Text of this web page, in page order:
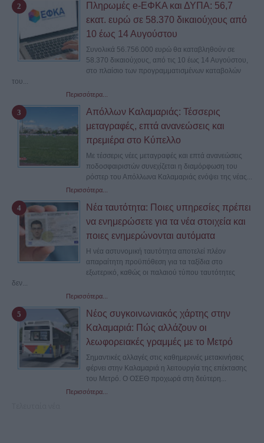
Πληρωμές e-ΕΦΚΑ και ΔΥΠΑ: 56,7
εκατ. ευρώ σε 58.370 δικαιούχους από
10 έως 14 Αυγούστου
Συνολικά 56.756.000 ευρώ θα καταβληθούν σε
58.370 δικαιούχους, από τις 10 έως 14 Αυγούστου,
στο πλαίσιο των προγραμματισμένων καταβολών
του...
Περισσότερα...
Απόλλων Καλαμαριάς: Τέσσερις
μεταγραφές, επτά ανανεώσεις και
πρεμιέρα στο Κύπελλο
Με τέσσερις νέες μεταγραφές και επτά ανανεώσεις
ποδοσφαιριστών συνεχίζεται η διαμόρφωση του
ρόστερ του Απόλλωνα Καλαμαριάς ενόψει της νέας...
Περισσότερα...
Νέα ταυτότητα: Ποιες υπηρεσίες πρέπει
να ενημερώσετε για τα νέα στοιχεία και
ποιες ενημερώνονται αυτόματα
Η νέα αστυνομική ταυτότητα αποτελεί πλέον
απαραίτητη προϋπόθεση για τα ταξίδια στο
εξωτερικό, καθώς οι παλαιού τύπου ταυτότητες
δεν...
Περισσότερα...
Νέος συγκοινωνιακός χάρτης στην
Καλαμαριά: Πώς αλλάζουν οι
λεωφορειακές γραμμές με το Μετρό
Σημαντικές αλλαγές στις καθημερινές μετακινήσεις
φέρνει στην Καλαμαριά η λειτουργία της επέκτασης
του Μετρό. Ο ΟΣΕΘ προχωρά στη δεύτερη...
Περισσότερα...